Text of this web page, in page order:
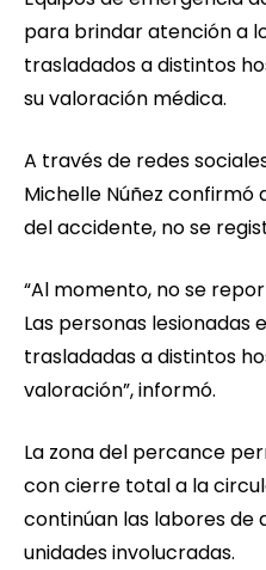
para brindar atención a
trasladados a distintos
su valoración médica.
A través de redes
Michelle Núñez confirmó
del accidente, no se
“Al momento, no se
Las personas lesionadas
trasladadas a distintos
valoración”, informó.
La zona del percance
con cierre total a la
continúan las labores de
unidades involucradas.